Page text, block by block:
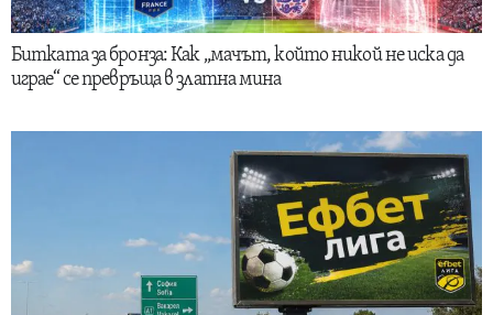
Битката за бронза: Как „мачът, който никой не иска да
играе“ се превръща в златна мина